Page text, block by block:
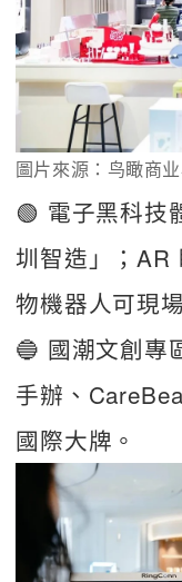
圖片來源：鸟瞰商
🟢 電子黑科
圳智造」；AR
物機器人可現
🔵 國潮文創
手辦、
國際大牌。